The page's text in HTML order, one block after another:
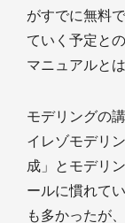
がすでに無料
ていく予定と
マニュアルと
モデリングの
イレゾモデリ
成」とモデリ
ールに慣れて
も多かったが